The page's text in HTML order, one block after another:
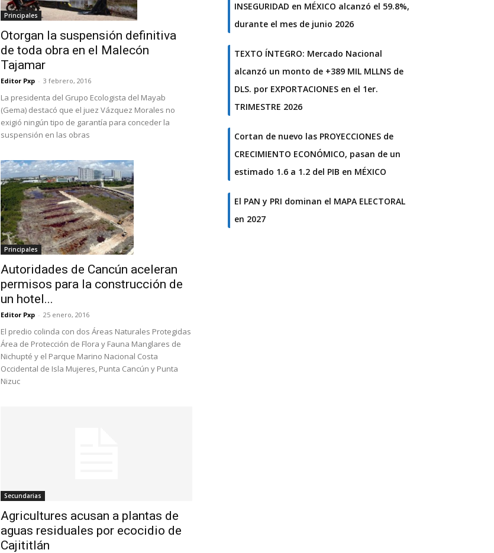
Principales
Otorgan la suspensión definitiva
de toda obra en el Malecón
Tajamar
Editor Pxp - 3 febrero, 2016
La presidenta del Grupo Ecologista del Mayab
(Gema) destacó que el juez Vázquez Morales no
exigió ningún tipo de garantía para conceder la
suspensión en las obras
Principales
Autoridades de Cancún aceleran
permisos para la construcción de
un hotel...
Editor Pxp - 25 enero, 2016
El predio colinda con dos Áreas Naturales Protegidas
Área de Protección de Flora y Fauna Manglares de
Nichupté y el Parque Marino Nacional Costa
Occidental de Isla Mujeres, Punta Cancún y Punta
Nizuc
Secundarias
Agricultures acusan a plantas de
aguas residuales por ecocidio de
Cajititlán
INSEGURIDAD en MÉXICO alcanzó el 59.8%,
durante el mes de junio 2026
TEXTO ÍNTEGRO: Mercado Nacional
alcanzó un monto de +389 MIL MLLNS de
DLS. por EXPORTACIONES en el 1er.
TRIMESTRE 2026
Cortan de nuevo las PROYECCIONES de
CRECIMIENTO ECONÓMICO, pasan de un
estimado 1.6 a 1.2 del PIB en MÉXICO
El PAN y PRI dominan el MAPA ELECTORAL
en 2027